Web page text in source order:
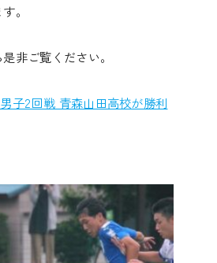
。
非ご覧ください。
子2回戦 青森山田高校が勝利